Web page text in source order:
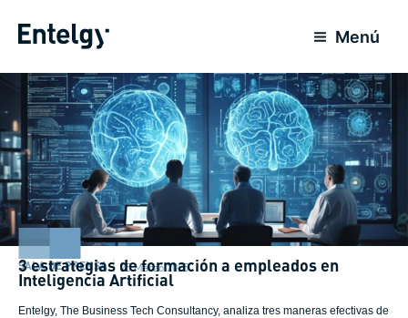
Menú
SALA DE PRENSA 25 Marzo 2025
3 estrategias de formación a empleados en
Inteligencia Artificial
Entelgy, The Business Tech Consultancy, analiza tres maneras efectivas de